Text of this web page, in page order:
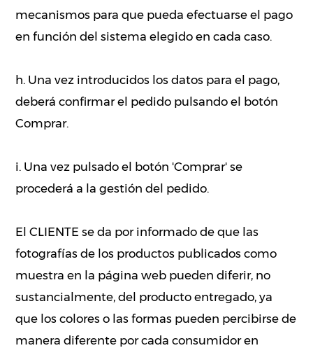
mecanismos para que pueda efectuarse el pago
en función del sistema elegido en cada caso.
h. Una vez introducidos los datos para el pago,
deberá confirmar el pedido pulsando el botón
Comprar.
i. Una vez pulsado el botón 'Comprar' se
procederá a la gestión del pedido.
El CLIENTE se da por informado de que las
fotografías de los productos publicados como
muestra en la página web pueden diferir, no
sustancialmente, del producto entregado, ya
que los colores o las formas pueden percibirse de
manera diferente por cada consumidor en